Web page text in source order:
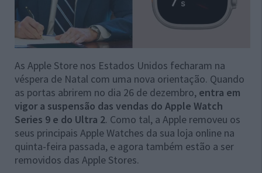
As Apple Store nos Estados Unidos fecharam na
véspera de Natal com uma nova orientação. Quando
as portas abrirem no dia 26 de dezembro, entra em
vigor a suspensão das vendas do Apple Watch
Series 9 e do Ultra 2. Como tal, a Apple removeu os
seus principais Apple Watches da sua loja online na
quinta-feira passada, e agora também estão a ser
removidos das Apple Stores.